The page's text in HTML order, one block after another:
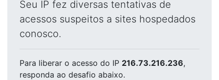
Seu IP fez diversas tentativas de
acessos suspeitos a sites hospedados
conosco.
Para liberar o acesso do IP 216.73.216.236,
responda ao desafio abaixo.